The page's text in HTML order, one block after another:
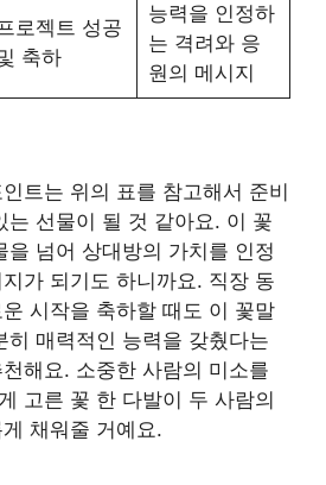
로젝트 성공
축하
능력을 인정하
는 격려와 응
원의 메시지
트는 위의 표를 참고해서 준비
는 선물이 될 것 같아요. 이 꽃
을 넘어 상대방의 가치를 인정
가 되기도 하니까요. 직장 동
시작을 축하할 때도 이 꽃말
히 매력적인 능력을 갖췄다는
해요. 소중한 사람의 미소를
고른 꽃 한 다발이 두 사람의
채워줄 거예요.